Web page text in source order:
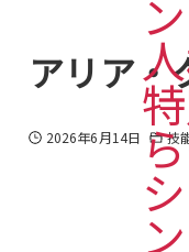
アリア・
2026年6月14日 技